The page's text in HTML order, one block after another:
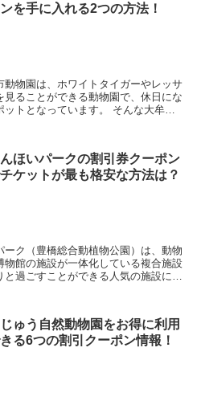
を手に入れる2つの方法！
物園は、ホワイトタイガーやレッサ
ることができる動物園で、休日にな
っています。 そんな大牟田
ほいパークの割引券クーポン
ケットが最も格安な方法は？
ク（豊橋総合動植物公園）は、動物
物館の施設が一体化している複合施設
過ごすことができる人気の施設にな
じゅう自然動物園をお得に利用
る6つの割引クーポン情報！